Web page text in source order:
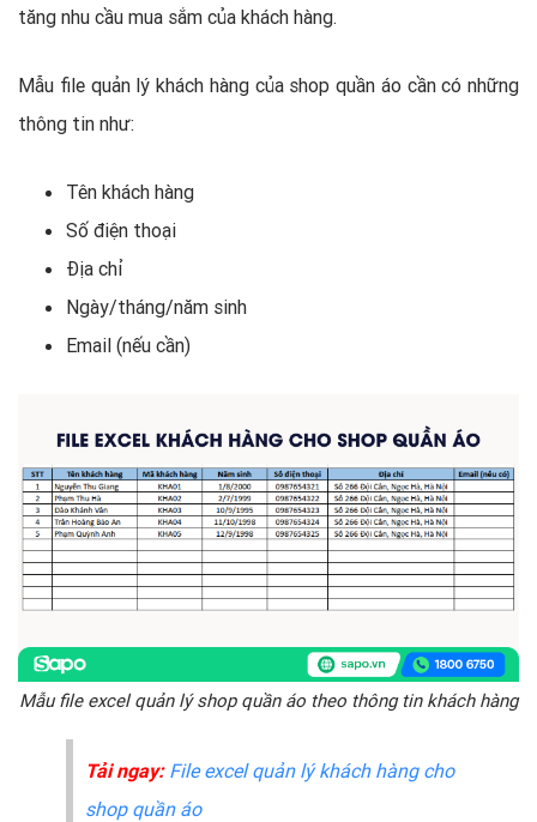
tăng nhu cầu mua sắm của khách hàng.
Mẫu file quản lý khách hàng của shop quần áo cần có những
thông tin như:
Tên khách hàng
Số điện thoại
Địa chỉ
Ngày/tháng/năm sinh
Email (nếu cần)
Mẫu file excel quản lý shop quần áo theo thông tin khách hàng
Tải ngay: File excel quản lý khách hàng cho
shop quần áo